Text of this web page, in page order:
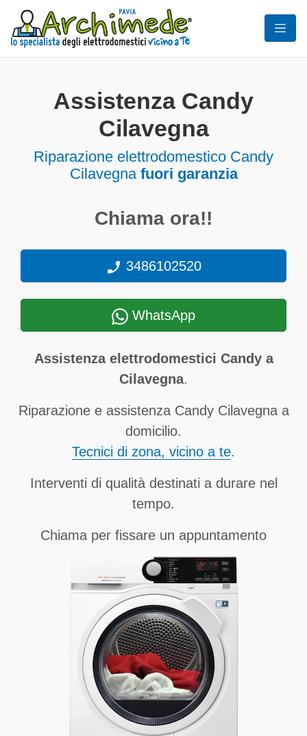
Assistenza Candy
Cilavegna
Riparazione elettrodomestico Candy
Cilavegna fuori garanzia
Chiama ora!!
3486102520
WhatsApp
Assistenza elettrodomestici Candy a
Cilavegna.
Riparazione e assistenza Candy Cilavegna a
domicilio.
Tecnici di zona, vicino a te.
Interventi di qualità destinati a durare nel
tempo.
Chiama per fissare un appuntamento